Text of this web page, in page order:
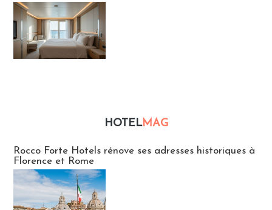
HOTELMAG
Rocco Forte Hotels rénove ses adresses historiques à
Florence et Rome